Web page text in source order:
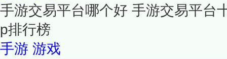
手游交易平台哪个好 手游交易平台
p排行榜
手游 游戏